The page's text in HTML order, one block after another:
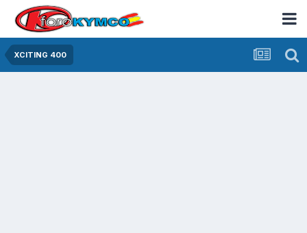
XCITING 400